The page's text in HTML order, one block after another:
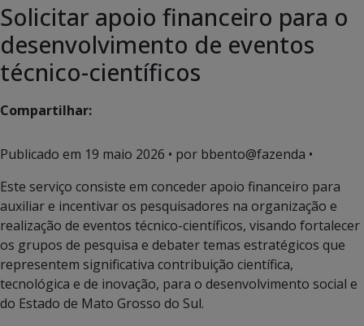
Solicitar apoio financeiro para o
desenvolvimento de eventos
técnico-científicos
Compartilhar:
Publicado em 19 maio 2026 • por bbento@fazenda •
Este serviço consiste em conceder apoio financeiro para
auxiliar e incentivar os pesquisadores na organização e
realização de eventos técnico-científicos, visando fortalecer
os grupos de pesquisa e debater temas estratégicos que
representem significativa contribuição científica,
tecnológica e de inovação, para o desenvolvimento social e
do Estado de Mato Grosso do Sul.